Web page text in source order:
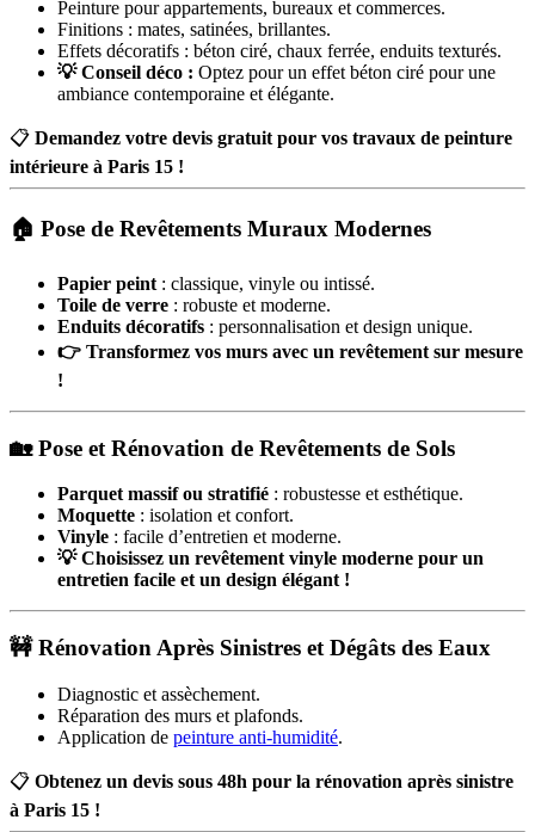
Peinture pour appartements, bureaux et commerces.
Finitions : mates, satinées, brillantes.
Effets décoratifs : béton ciré, chaux ferrée, enduits texturés.
💡 Conseil déco : Optez pour un effet béton ciré pour une
ambiance contemporaine et élégante.
📋 Demandez votre devis gratuit pour vos travaux de peinture
intérieure à Paris 15 !
🏠 Pose de Revêtements Muraux Modernes
Papier peint : classique, vinyle ou intissé.
Toile de verre : robuste et moderne.
Enduits décoratifs : personnalisation et design unique.
👉 Transformez vos murs avec un revêtement sur mesure
!
🏡 Pose et Rénovation de Revêtements de Sols
Parquet massif ou stratifié : robustesse et esthétique.
Moquette : isolation et confort.
Vinyle : facile d’entretien et moderne.
💡 Choisissez un revêtement vinyle moderne pour un
entretien facile et un design élégant !
🚧 Rénovation Après Sinistres et Dégâts des Eaux
Diagnostic et assèchement.
Réparation des murs et plafonds.
Application de peinture anti-humidité.
📋 Obtenez un devis sous 48h pour la rénovation après sinistre
à Paris 15 !